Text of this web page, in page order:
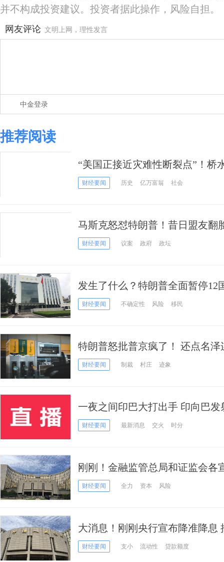
并不构成投资建议。投资者据此操作，风险自担。
网友评论 文明上网，理性发言
中金登录
推荐阅读
“美国正接近灾难性断裂点”！桥
警告美国“接近崩溃”
财经要闻 历史 亿万富翁 社会
马斯克怒怼特朗普！昔日盟友翻
水战，特斯拉股价暴跌1500亿
财经要闻 议案 政府 政坛
发生了什么？特朗普全面暂停12
影响？
财经要闻 不确定性 风险 移民
特朗普怒批普京疯了！ 还点名
都在制造麻烦
财经要闻 制裁 村庄 迹象
一夜之间印巴大打出手 印向巴
底发生了啥？
财经要闻 最新消息 交火 时分
刚刚！金融监管总局和证监会各
财经要闻 全力 资本 风险
大消息！刚刚央行宣布降准降息
财经要闻 支小 流动性 贷款额度